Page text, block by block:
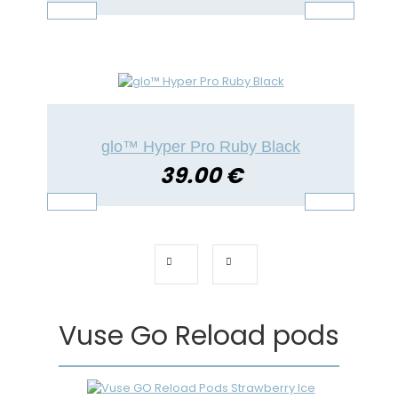
glo™ Hyper Pro Ruby Black
39.00 €
Vuse Go Reload pods